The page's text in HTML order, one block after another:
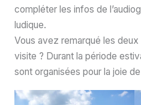
compléter les infos de
ludique.
Vous avez remarqué les
visite ? Durant la période
sont organisées pour la joie